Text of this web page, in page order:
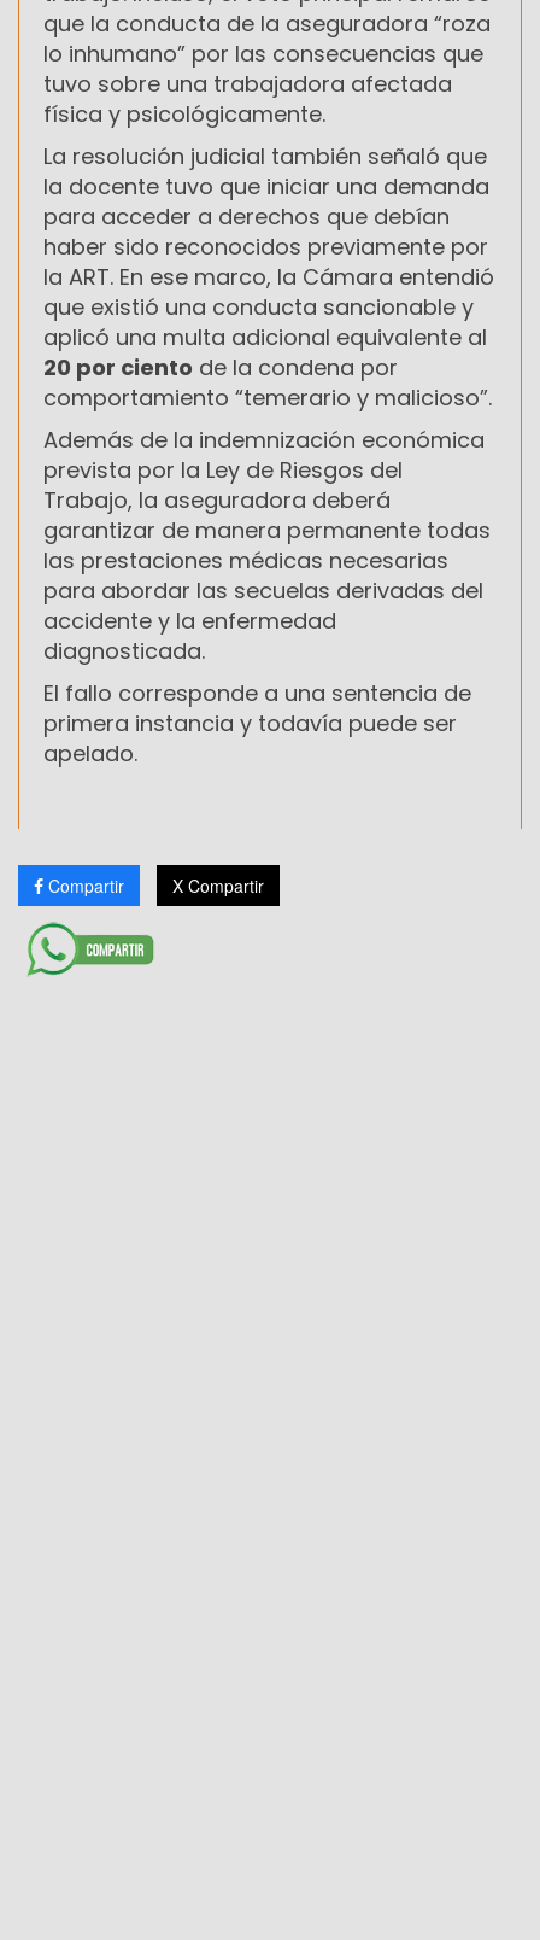
que la conducta de la aseguradora “roza
lo inhumano” por las consecuencias que
tuvo sobre una trabajadora afectada
física y psicológicamente.
La resolución judicial también señaló que
la docente tuvo que iniciar una demanda
para acceder a derechos que debían
haber sido reconocidos previamente por
la ART. En ese marco, la Cámara entendió
que existió una conducta sancionable y
aplicó una multa adicional equivalente al
20 por ciento de la condena por
comportamiento “temerario y malicioso”.
Además de la indemnización económica
prevista por la Ley de Riesgos del
Trabajo, la aseguradora deberá
garantizar de manera permanente todas
las prestaciones médicas necesarias
para abordar las secuelas derivadas del
accidente y la enfermedad
diagnosticada.
El fallo corresponde a una sentencia de
primera instancia y todavía puede ser
apelado.
Compartir X Compartir